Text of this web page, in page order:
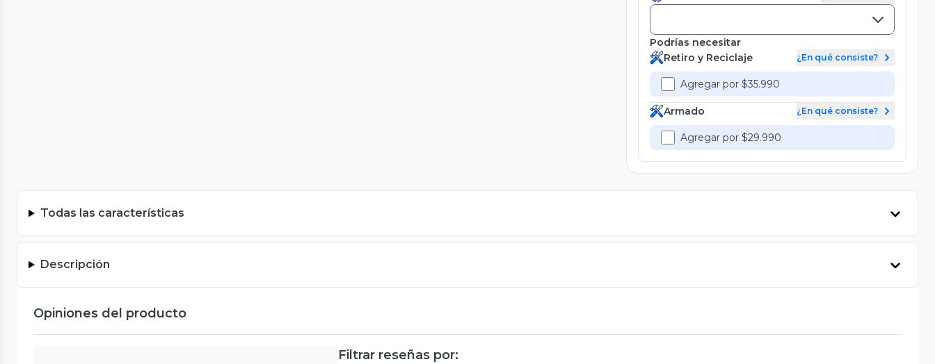
Podrías necesitar
Retiro y Reciclaje
¿En qué consiste?
Agregar por $35.990
Armado ¿En qué consiste?
Agregar por $29.990
Todas las características
Descripción
Opiniones del producto
Filtrar reseñas por: